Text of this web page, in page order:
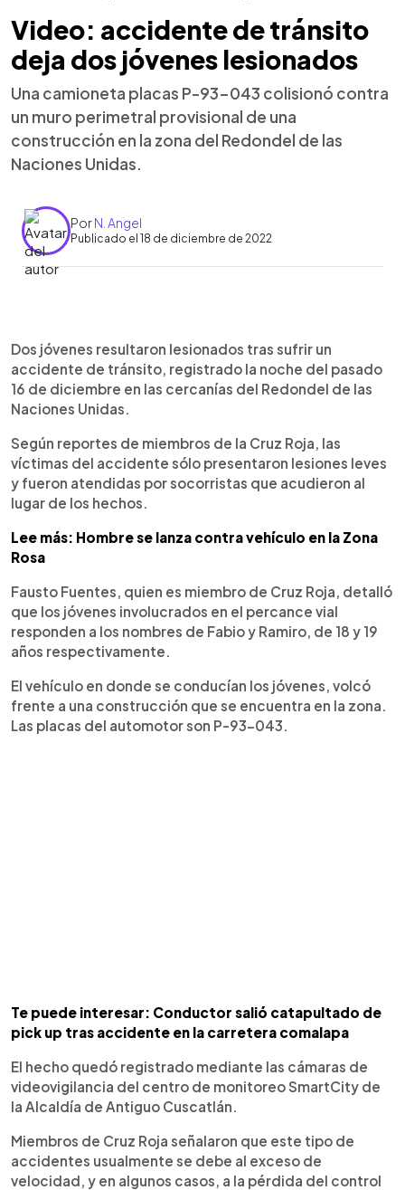
Video: accidente de tránsito
deja dos jóvenes lesionados
Una camioneta placas P-93-043 colisionó contra
un muro perimetral provisional de una
construcción en la zona del Redondel de las
Naciones Unidas.
PorN. Angel
Publicado el 18 de diciembre de 2022
Escuchar artículo
Dos jóvenes resultaron lesionados tras sufrir un
accidente de tránsito, registrado la noche del pasado
16 de diciembre en las cercanías del Redondel de las
Naciones Unidas.
Según reportes de miembros de la Cruz Roja, las
víctimas del accidente sólo presentaron lesiones leves
y fueron atendidas por socorristas que acudieron al
lugar de los hechos.
Lee más: Hombre se lanza contra vehículo en la Zona
Rosa
Fausto Fuentes, quien es miembro de Cruz Roja, detalló
que los jóvenes involucrados en el percance vial
responden a los nombres de Fabio y Ramiro, de 18 y 19
años respectivamente.
El vehículo en donde se conducían los jóvenes, volcó
frente a una construcción que se encuentra en la zona.
Las placas del automotor son P-93-043.
Te puede interesar: Conductor salió catapultado de
pick up tras accidente en la carretera comalapa
El hecho quedó registrado mediante las cámaras de
videovigilancia del centro de monitoreo SmartCity de
la Alcaldía de Antiguo Cuscatlán.
Miembros de Cruz Roja señalaron que este tipo de
accidentes usualmente se debe al exceso de
velocidad, y en algunos casos, a la pérdida del control